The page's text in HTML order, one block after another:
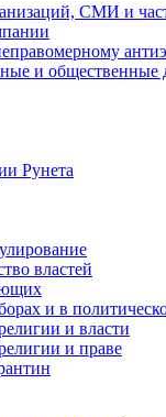
СМИ и
и общественные
Рунета
властей
и в
и власти
и праве